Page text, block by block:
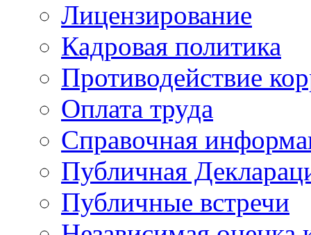
Лицензирование
Кадровая политика
Противодействие
Оплата труда
Справочная
Публичная
Публичные встречи